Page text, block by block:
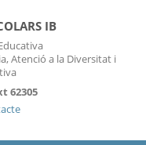
IB
Atenció a la Diversitat i
62305